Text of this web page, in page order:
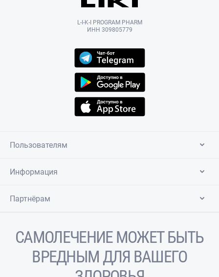
L-I-K-I PROGRAM PHARM
ИНН 309805779
Пользователям
Информация
Партнёрам
САМОЛЕЧЕНИЕ МОЖЕТ БЫТЬ
ВРЕДНЫМ ДЛЯ ВАШЕГО